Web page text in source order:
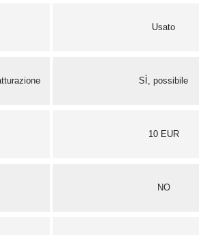
Usato
SÌ, possibile
10 EUR
NO